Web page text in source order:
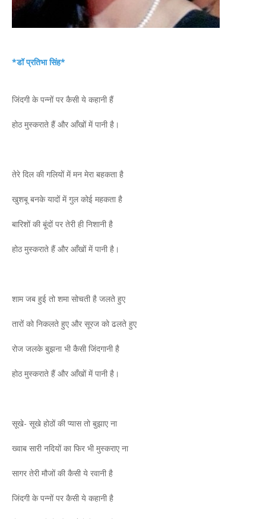
*डॉ प्रतिभा सिंह*
जिंदगी के पन्नों पर कैसी ये कहानी हैं
होठ मुस्कराते हैं और आँखों में पानी है।
तेरे दिल की गलियों में मन मेरा बहकता है
खुशबू बनके यादों में गुल कोई महकता है
बारिशों की बूंदों पर तेरी ही निशानी है
होठ मुस्कराते हैं और आँखों में पानी है।
शाम जब हुई तो शमा सोचती है जलते हुए
तारों को निकलते हुए और सूरज को ढलते हुए
रोज जलके बुझना भी कैसी जिंदगानी है
होठ मुस्कराते हैं और आँखों में पानी है।
सूखे- सूखे होठों की प्यास तो बुझाए ना
ख्वाब सारी नदियों का फिर भी मुस्कराए ना
सागर तेरी मौजों की कैसी ये रवानी है
जिंदगी के पन्नों पर कैसी ये कहानी है